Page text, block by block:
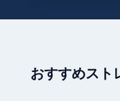
おすすめスト